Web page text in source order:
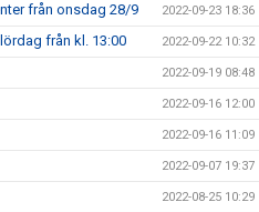
från onsdag 28/9 2022-09-23 18:36
från kl. 13:00 2022-09-22 10:32
2022-09-19 08:48
2022-09-16 12:00
2022-09-16 11:09
2022-09-07 19:37
2022-08-25 10:29